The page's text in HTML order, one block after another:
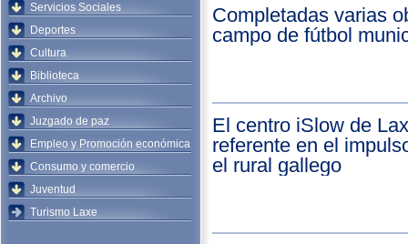
Servicios Sociales
Deportes
Cultura
Biblioteca
Archivo
Juzgado de paz
Empleo y Promoción económica
Consumo y comercio
Juventud
Turismo Laxe
Completadas varias
campo de fútbol
El centro iSlow de
referente en el
el rural gallego